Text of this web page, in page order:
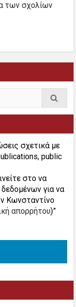
των σχολίων
σχετικά με
public
στο να
για να
Κωνσταντίνο
απορρήτου)”